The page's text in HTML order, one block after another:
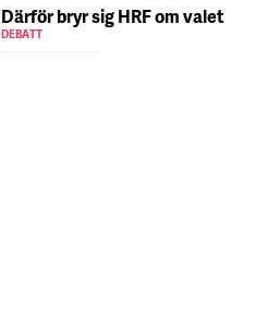
Därför bryr sig HRF om valet
DEBATT